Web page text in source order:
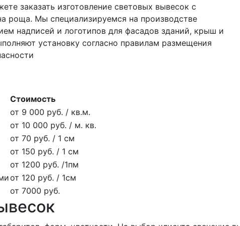
заказать изготовление световых вывесок с
роща. Мы специализируемся на производстве
надписей и логотипов для фасадов зданий, крыш и
установку согласно правилам размещения
Стоимость
от 9 000 руб. / кв.м.
от 10 000 руб. / м. кв.
от 70 руб. / 1 см
от 150 руб. / 1 см
от 1200 руб. /1пм
от 120 руб. / 1см
от 7000 руб.